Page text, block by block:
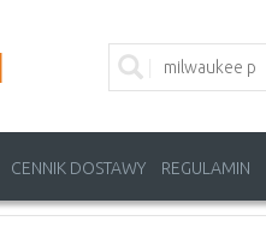
CENNIK DOSTAWY REGULAMIN